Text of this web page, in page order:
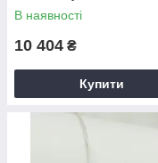
В наявності
10 404 ₴
Купити